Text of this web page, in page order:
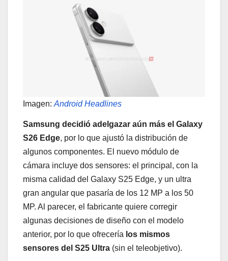
Imagen: Android Headlines
Samsung decidió adelgazar aún más el Galaxy
S26 Edge, por lo que ajustó la distribución de
algunos componentes. El nuevo módulo de
cámara incluye dos sensores: el principal, con la
misma calidad del Galaxy S25 Edge, y un ultra
gran angular que pasaría de los 12 MP a los 50
MP. Al parecer, el fabricante quiere corregir
algunas decisiones de diseño con el modelo
anterior, por lo que ofrecería los mismos
sensores del S25 Ultra (sin el teleobjetivo).